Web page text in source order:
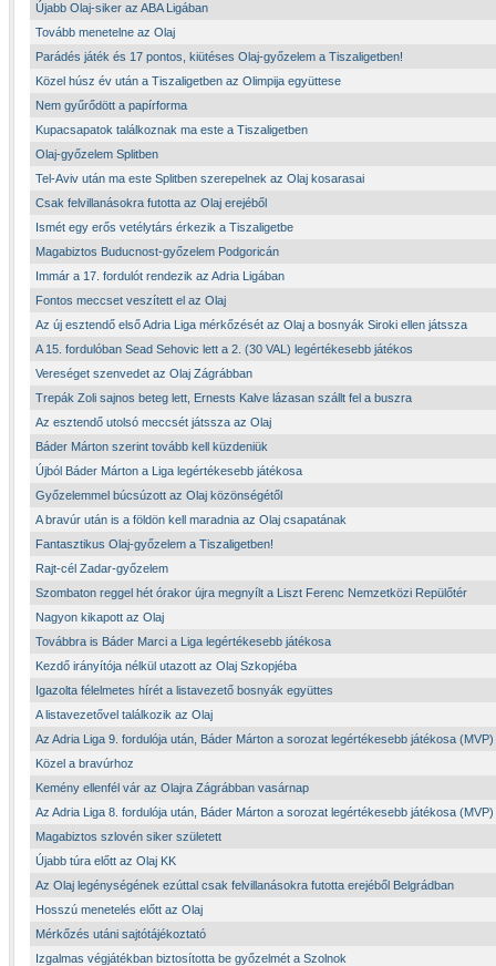
Újabb Olaj-siker az ABA Ligában
Tovább menetelne az Olaj
Parádés játék és 17 pontos, kiütéses Olaj-győzelem a Tiszaligetben!
Közel húsz év után a Tiszaligetben az Olimpija együttese
Nem gyűrődött a papírforma
Kupacsapatok találkoznak ma este a Tiszaligetben
Olaj-győzelem Splitben
Tel-Aviv után ma este Splitben szerepelnek az Olaj kosarasai
Csak felvillanásokra futotta az Olaj erejéből
Ismét egy erős vetélytárs érkezik a Tiszaligetbe
Magabiztos Buducnost-győzelem Podgoricán
Immár a 17. fordulót rendezik az Adria Ligában
Fontos meccset veszített el az Olaj
Az új esztendő első Adria Liga mérkőzését az Olaj a bosnyák Siroki ellen játssza
A 15. fordulóban Sead Sehovic lett a 2. (30 VAL) legértékesebb játékos
Vereséget szenvedet az Olaj Zágrábban
Trepák Zoli sajnos beteg lett, Ernests Kalve lázasan szállt fel a buszra
Az esztendő utolsó meccsét játssza az Olaj
Báder Márton szerint tovább kell küzdeniük
Újból Báder Márton a Liga legértékesebb játékosa
Győzelemmel búcsúzott az Olaj közönségétől
A bravúr után is a földön kell maradnia az Olaj csapatának
Fantasztikus Olaj-győzelem a Tiszaligetben!
Rajt-cél Zadar-győzelem
Szombaton reggel hét órakor újra megnyílt a Liszt Ferenc Nemzetközi Repülőtér
Nagyon kikapott az Olaj
Továbbra is Báder Marci a Liga legértékesebb játékosa
Kezdő irányítója nélkül utazott az Olaj Szkopjéba
Igazolta félelmetes hírét a listavezető bosnyák együttes
A listavezetővel találkozik az Olaj
Az Adria Liga 9. fordulója után, Báder Márton a sorozat legértékesebb játékosa (MVP)
Közel a bravúrhoz
Kemény ellenfél vár az Olajra Zágrábban vasárnap
Az Adria Liga 8. fordulója után, Báder Márton a sorozat legértékesebb játékosa (MVP)
Magabiztos szlovén siker született
Újabb túra előtt az Olaj KK
Az Olaj legénységének ezúttal csak felvillanásokra futotta erejéből Belgrádban
Hosszú menetelés előtt az Olaj
Mérkőzés utáni sajtótájékoztató
Izgalmas végjátékban biztosította be győzelmét a Szolnok